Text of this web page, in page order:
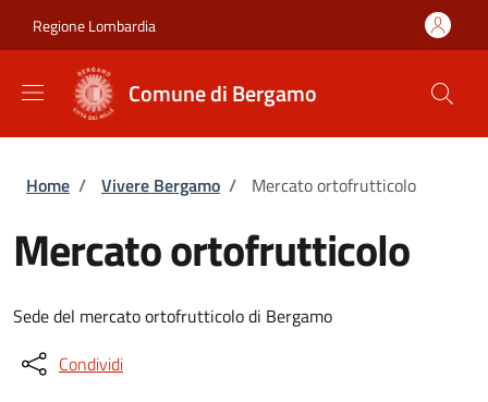
Regione Lombardia
Comune di Bergamo
Briciole di pane
Home / Vivere Bergamo / Mercato ortofrutticolo
Mercato ortofrutticolo
Sede del mercato ortofrutticolo di Bergamo
Condividi